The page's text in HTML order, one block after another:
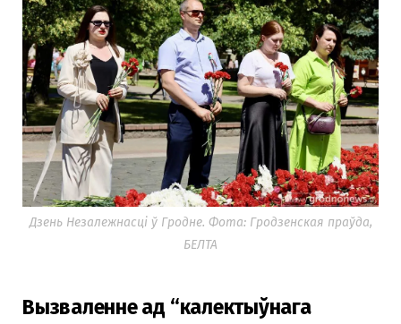
Дзень Незалежнасці ў Гродне. Фота: Гродзенская праўда,
БЕЛТА
Вызваленне ад “калектыўнага